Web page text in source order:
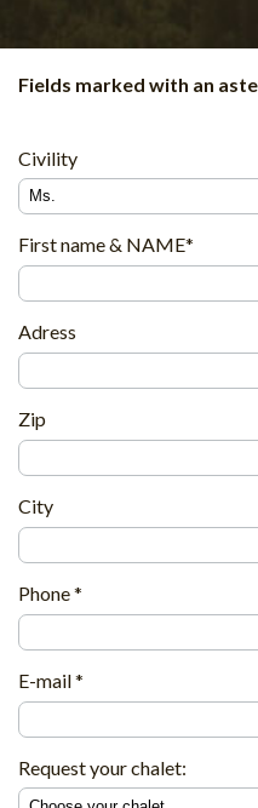
Fields marked with an
Civility
First name & NAME*
Adress
Zip
City
Phone *
E-mail *
Request your chalet: